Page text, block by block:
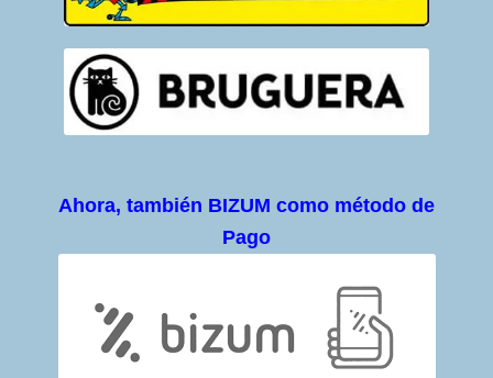
Ahora, también BIZUM como método de
Pago